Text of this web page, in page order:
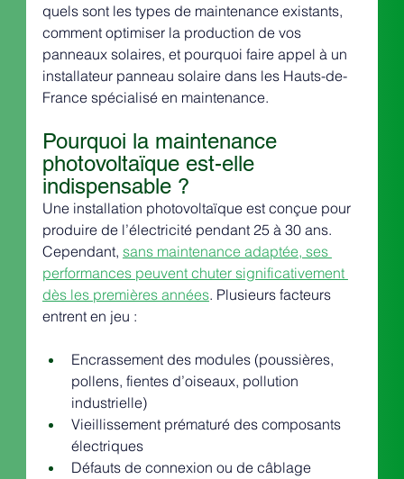
quels sont les types de maintenance existants,
comment optimiser la production de vos
panneaux solaires, et pourquoi faire appel à un
installateur panneau solaire dans les Hauts-de-
France spécialisé en maintenance.
Pourquoi la maintenance
photovoltaïque est-elle
indispensable ?
Une installation photovoltaïque est conçue pour
produire de l’électricité pendant 25 à 30 ans.
Cependant, sans maintenance adaptée, ses
performances peuvent chuter significativement
dès les premières années. Plusieurs facteurs
entrent en jeu :
Encrassement des modules (poussières,
pollens, fientes d’oiseaux, pollution
industrielle)
Vieillissement prématuré des composants
électriques
Défauts de connexion ou de câblage